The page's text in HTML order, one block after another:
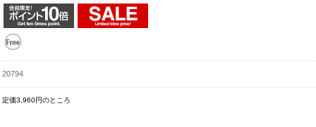
20794
定価3,960円のところ